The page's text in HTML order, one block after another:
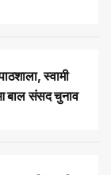
स्वामी
बाल संसद चुनाव